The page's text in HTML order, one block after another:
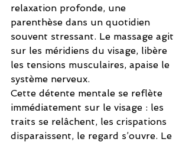
relaxation profonde, une
parenthèse dans un quotidien
souvent stressant. Le massage agit
sur les méridiens du visage, libère
les tensions musculaires, apaise le
système nerveux.
Cette détente mentale se reflète
immédiatement sur le visage : les
traits se relâchent, les crispations
disparaissent, le regard s’ouvre. Le